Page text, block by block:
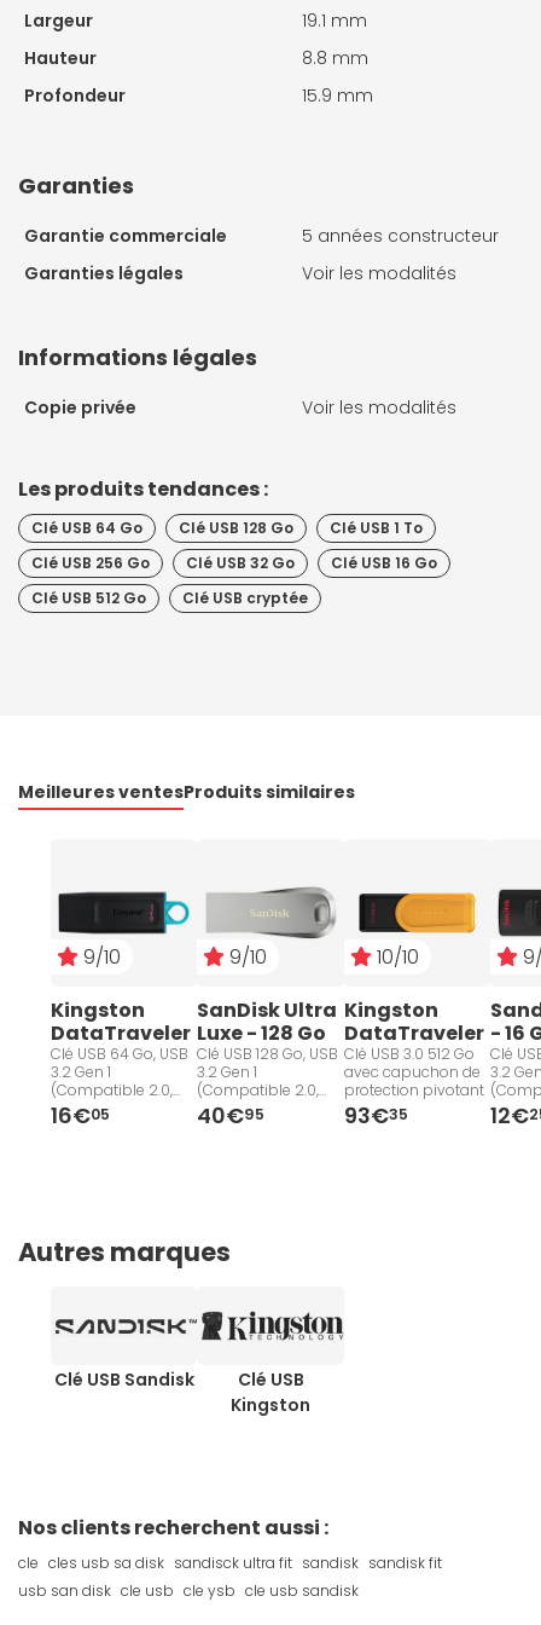
Largeur
19.1 mm
Hauteur
8.8 mm
Profondeur
15.9 mm
Garanties
Garantie commerciale
5 années constructeur
Garanties légales
Voir les modalités
Informations légales
Copie privée Voir les modalités
Les produits tendances :
Clé USB 64 Go Clé USB 128 Go
Clé USB 1 To
Clé USB 256 Go
Clé USB 32 Go
Clé USB 16 Go
Clé USB 512 Go
Clé USB cryptée
Meilleures ventesProduits similaires
9/10
Kingston
DataTraveler
Exodia - 64
Go
Clé USB 64 Go, USB
3.2 Gen 1
(Compatible 2.0,
3.0, 3.1), DTX/64GB
16€05
9/10
SanDisk Ultra
Luxe - 128 Go
Clé USB 128 Go, USB
3.2 Gen 1
(Compatible 2.0,
3.0, 3.1), Lecture 150
Mo/s
40€95
10/10
Kingston
DataTraveler
Exodia S 512
Go
Clé USB 3.0 512 Go
avec capuchon de
protection pivotant
93€35
- 16
Clé
3.2
3.0,
Mo/s
12€
Autres marques
Clé USB Sandisk
Clé USB
Kingston
Nos clients recherchent aussi :
cle cles usb sa disk sandisck ultra fit sandisk sandisk fit
usb san disk cle usb cle ysb cle usb sandisk